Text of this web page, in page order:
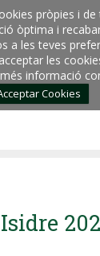
pròpies i
òptima i
a les teves
les
informació
Cookies